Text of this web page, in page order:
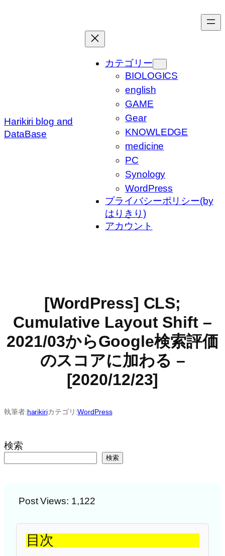
Harikiri blog and
DataBase
カテゴリー
BIOLOGICS
english
GAME
Gear
KNOWLEDGE
medicine
PC
Synology
WordPress
プライバシーポリシー(by
はりきり)
アカウント
[WordPress] CLS;
Cumulative Layout Shift –
2021/03からGoogle検索評価
のスコアに加わる –
[2020/12/23]
執筆者:harikiriカテゴリ:WordPress
検索
検索
Post Views: 1,122
目次